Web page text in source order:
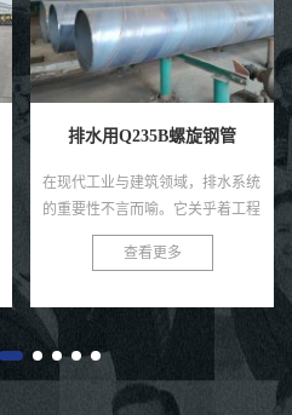
排水用Q235B螺旋钢管
在现代工业与建筑领域，排水系统
的重要性不言而喻。它关乎着工程
的顺畅运行，也直接影响着环境的
质量与安全。在众多排水管材中，
势，...
查看更多